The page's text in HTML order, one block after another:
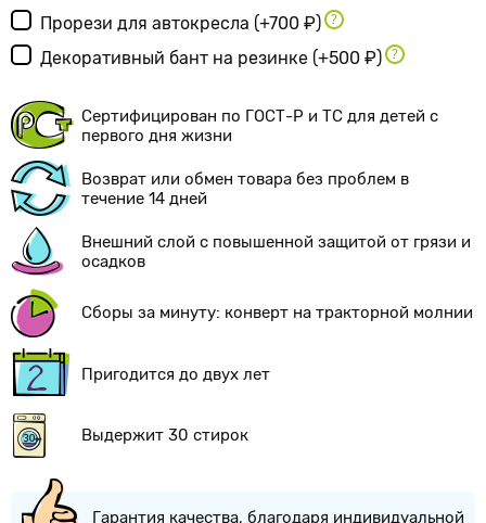
Прорези для автокресла (+700 ₽)
Декоративный бант на резинке (+500 ₽)
Сертифицирован по ГОСТ-Р и ТС для детей с
первого дня жизни
Возврат или обмен товара без проблем в
течение 14 дней
Внешний слой с повышенной защитой от грязи и
осадков
Сборы за минуту: конверт на тракторной молнии
Пригодится до двух лет
Выдержит 30 стирок
Гарантия качества, благодаря индивидуальной